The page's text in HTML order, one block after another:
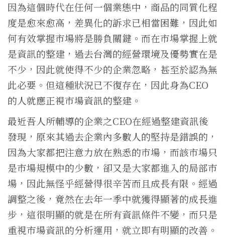
因為這個時代在任何一個業態中，商品的同質化程
度是愈來愈高，差異化的訴求已相當困難，因此如
何有效掌握市場將是勝負關鍵。而在市場掌握上就
是資訊的整建，過去台灣的經營環境及優勢實在是
不少，因此就使得不少的企業忽略，甚至於認為無
此必要。但這種狀況已不復存在，因此身為CEO
的人就應正視市場資訊的整建。
最近吾人所輔導的企業之CEO在經過整建資訊後
發現，原來其過去企業內多數人的堅持是錯誤的，
因為大家都把注意力放在熟悉的市場，而該市場只
是市場規模中的少數，卻又是大家都進入的局部市
場，因此無怪乎經營得很辛苦而且成長有限。經過
調整之後，竟然在去年一季中就獲得顯著的成長進
步，這很明顯的就是在所有資訊條件不變，而只是
重視市場資訊的分析運用，就立即有明顯的改善。